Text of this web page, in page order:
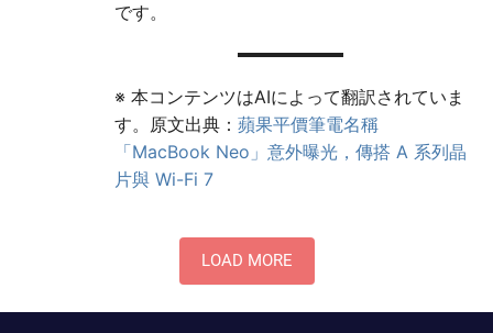
です。
※ 本コンテンツはAIによって翻訳されていま
す。原文出典： 蘋果平價筆電名稱
「MacBook Neo」意外曝光，傳搭 A 系列晶
片與 Wi-Fi 7
LOAD MORE